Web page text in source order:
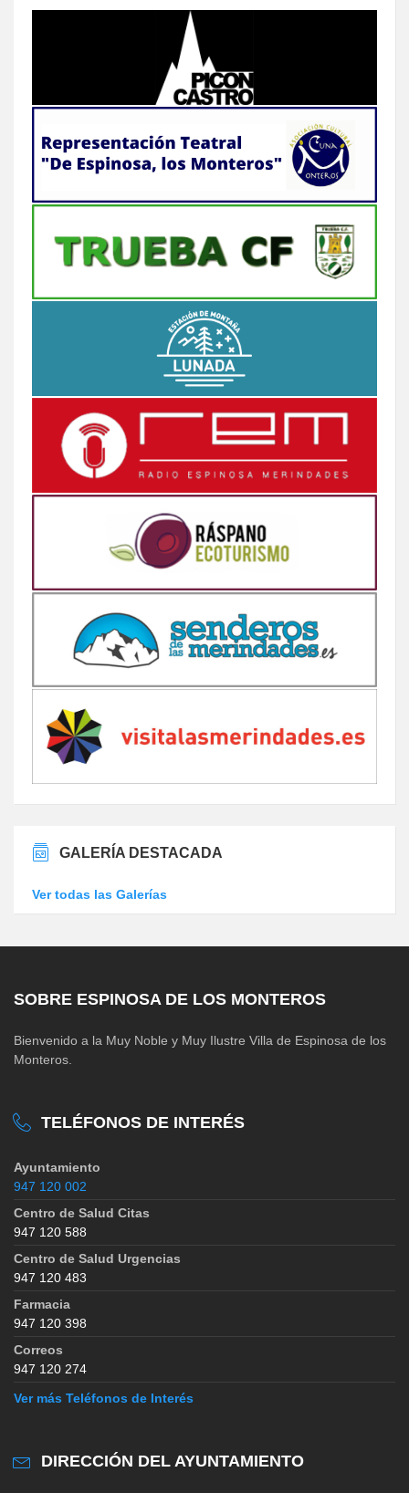
GALERÍA DESTACADA
Ver todas las Galerías
SOBRE ESPINOSA DE LOS MONTEROS
Bienvenido a la Muy Noble y Muy Ilustre Villa de Espinosa de los
Monteros.
TELÉFONOS DE INTERÉS
Ayuntamiento
947 120 002
Centro de Salud Citas
947 120 588
Centro de Salud Urgencias
947 120 483
Farmacia
947 120 398
Correos
947 120 274
Ver más Teléfonos de Interés
DIRECCIÓN DEL AYUNTAMIENTO